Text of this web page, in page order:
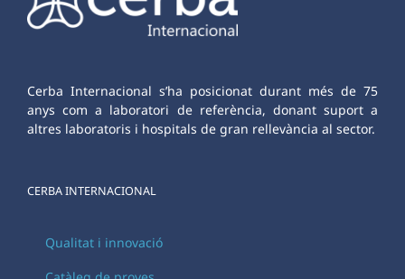
Cerba Internacional s’ha posicionat durant més de 75
anys com a laboratori de referència, donant suport a
altres laboratoris i hospitals de gran rellevància al sector.
CERBA INTERNACIONAL
Qualitat i innovació